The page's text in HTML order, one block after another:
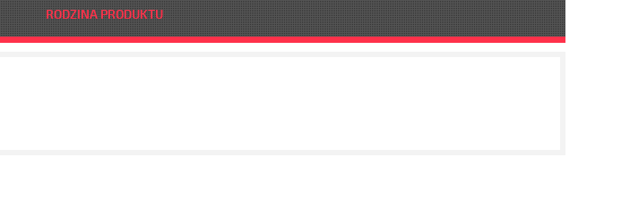
RODZINA PRODUKTU